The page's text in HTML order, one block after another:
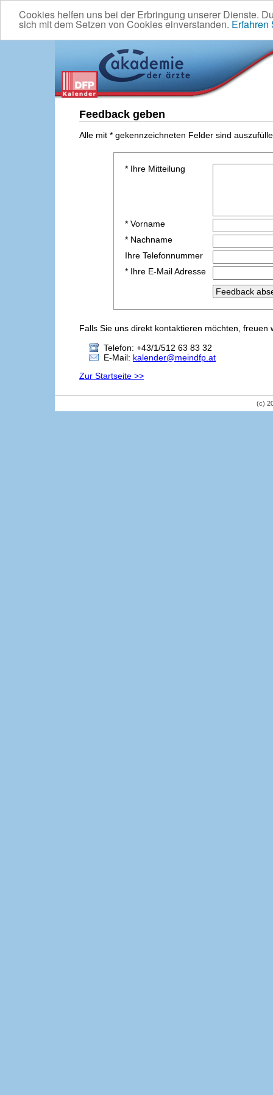
Cookies helfen uns bei der Erbringung unserer Dienste.
sich mit dem Setzen von Cookies einverstanden. Erfahren
Feedback geben
Alle mit * gekennzeichneten Felder sind
* Ihre Mitteilung
* Vorname
* Nachname
Ihre Telefonnummer
* Ihre E-Mail Adresse
Falls Sie uns direkt kontaktieren möchten,
Telefon: +43/1/512 63 83 32
E-Mail: kalender@meindfp.at
Zur Startseite >>
(c)